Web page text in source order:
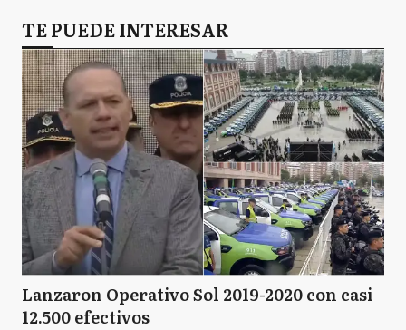
M Merlo
M Moreno
N Navarro
P Pilar
TE PUEDE INTERESAR
Lanzaron Operativo Sol 2019-2020 con casi
12.500 efectivos